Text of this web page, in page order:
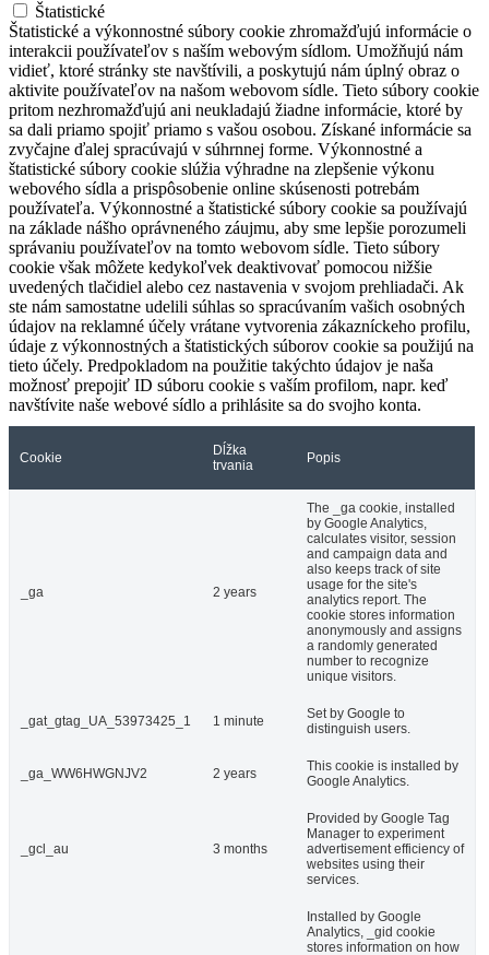
Štatistické
Štatistické a výkonnostné súbory cookie zhromažďujú informácie o
interakcii používateľov s naším webovým sídlom. Umožňujú nám
vidieť, ktoré stránky ste navštívili, a poskytujú nám úplný obraz o
aktivite používateľov na našom webovom sídle. Tieto súbory cookie
pritom nezhromažďujú ani neukladajú žiadne informácie, ktoré by
sa dali priamo spojiť priamo s vašou osobou. Získané informácie sa
zvyčajne ďalej spracúvajú v súhrnnej forme. Výkonnostné a
štatistické súbory cookie slúžia výhradne na zlepšenie výkonu
webového sídla a prispôsobenie online skúsenosti potrebám
používateľa. Výkonnostné a štatistické súbory cookie sa používajú
na základe nášho oprávneného záujmu, aby sme lepšie porozumeli
správaniu používateľov na tomto webovom sídle. Tieto súbory
cookie však môžete kedykoľvek deaktivovať pomocou nižšie
uvedených tlačidiel alebo cez nastavenia v svojom prehliadači. Ak
ste nám samostatne udelili súhlas so spracúvaním vašich osobných
údajov na reklamné účely vrátane vytvorenia zákazníckeho profilu,
údaje z výkonnostných a štatistických súborov cookie sa použijú na
tieto účely. Predpokladom na použitie takýchto údajov je naša
možnosť prepojiť ID súboru cookie s vaším profilom, napr. keď
navštívite naše webové sídlo a prihlásite sa do svojho konta.
Cookie
Dĺžka
trvania
Popis
_ga 2 years
The _ga cookie, installed
by Google Analytics,
calculates visitor, session
and campaign data and
also keeps track of site
usage for the site's
analytics report. The
cookie stores information
anonymously and assigns
a randomly generated
number to recognize
unique visitors.
_gat_gtag_UA_53973425_1 1 minute
Set by Google to
distinguish users.
_ga_WW6HWGNJV2 2 years
This cookie is installed by
Google Analytics.
_gcl_au 3 months
Provided by Google Tag
Manager to experiment
advertisement efficiency of
websites using their
services.
Installed by Google
Analytics, _gid cookie
stores information on how